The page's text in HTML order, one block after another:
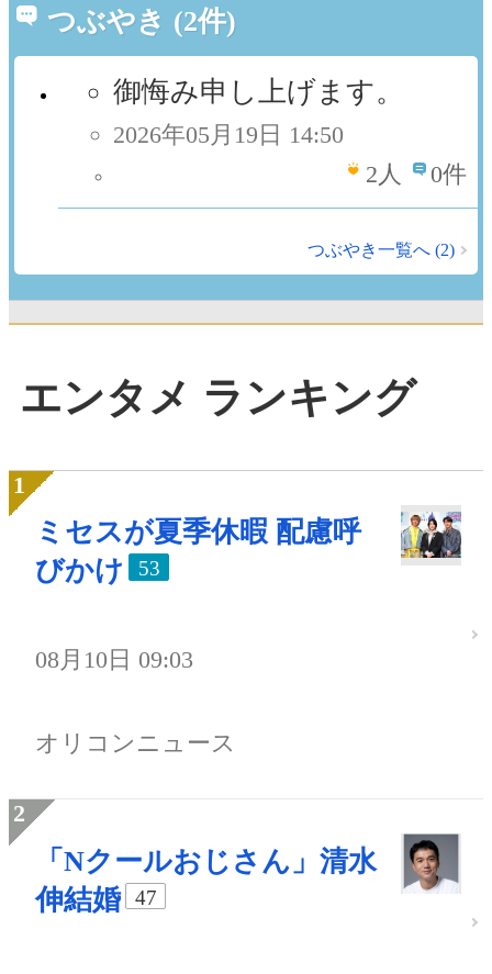
つぶやき (2件)
御悔み申し上げます。
2026年05月19日 14:50
2人 0件
つぶやき一覧へ (2)
エンタメ ランキング
ミセスが夏季休暇 配慮呼
びかけ
53
08月10日 09:03
オリコンニュース
「Nクールおじさん」清水
伸結婚
47